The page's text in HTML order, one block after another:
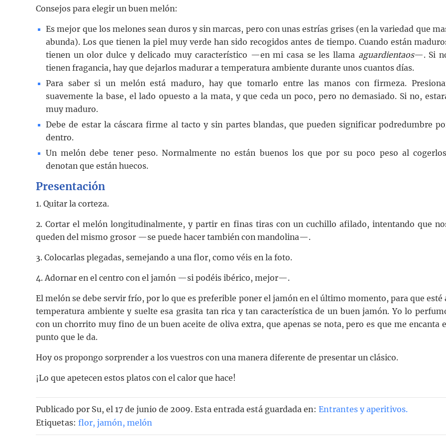
Consejos para elegir un buen melón:
Es mejor que los melones sean duros y sin marcas, pero con unas estrías grises (en la variedad que
abunda). Los que tienen la piel muy verde han sido recogidos antes de tiempo. Cuando están
tienen un olor dulce y delicado muy característico —en mi casa se les llama aguardientaos—. Si
tienen fragancia, hay que dejarlos madurar a temperatura ambiente durante unos cuantos días.
Para saber si un melón está maduro, hay que tomarlo entre las manos con firmeza.
suavemente la base, el lado opuesto a la mata, y que ceda un poco, pero no demasiado. Si no,
muy maduro.
Debe de estar la cáscara firme al tacto y sin partes blandas, que pueden significar podredumbre
dentro.
Un melón debe tener peso. Normalmente no están buenos los que por su poco peso al
denotan que están huecos.
Presentación
1. Quitar la corteza.
2. Cortar el melón longitudinalmente, y partir en finas tiras con un cuchillo afilado, intentando que
queden del mismo grosor —se puede hacer también con mandolina—.
3. Colocarlas plegadas, semejando a una flor, como véis en la foto.
4. Adornar en el centro con el jamón —si podéis ibérico, mejor—.
El melón se debe servir frío, por lo que es preferible poner el jamón en el último momento, para que esté
temperatura ambiente y suelte esa grasita tan rica y tan característica de un buen jamón. Yo lo
con un chorrito muy fino de un buen aceite de oliva extra, que apenas se nota, pero es que me encanta
punto que le da.
Hoy os propongo sorprender a los vuestros con una manera diferente de presentar un clásico.
¡Lo que apetecen estos platos con el calor que hace!
Publicado por Su, el 17 de junio de 2009. Esta entrada está guardada en: Entrantes y aperitivos.
Etiquetas: flor, jamón , melón